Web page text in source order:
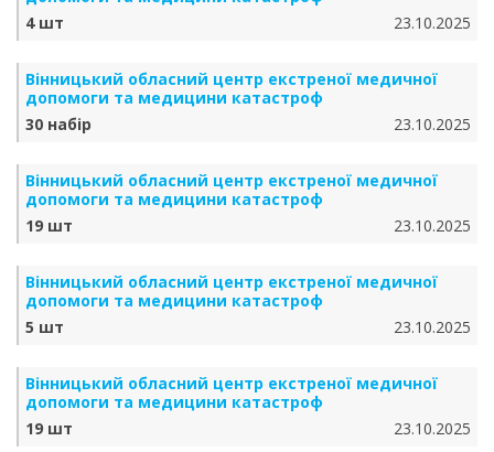
4 шт
23.10.2025
Вінницький обласний центр екстреної медичної
допомоги та медицини катастроф
30 набір
23.10.2025
Вінницький обласний центр екстреної медичної
допомоги та медицини катастроф
19 шт
23.10.2025
Вінницький обласний центр екстреної медичної
допомоги та медицини катастроф
5 шт
23.10.2025
Вінницький обласний центр екстреної медичної
допомоги та медицини катастроф
19 шт
23.10.2025